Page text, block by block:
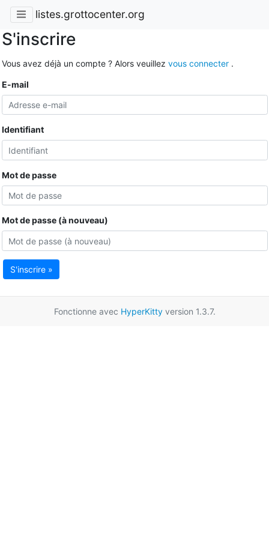
listes.grottocenter.org
S'inscrire
Vous avez déjà un compte ? Alors veuillez vous connecter .
E-mail
Identifiant
Mot de passe
Mot de passe (à nouveau)
S'inscrire »
Fonctionne avec HyperKittyversion 1.3.7.